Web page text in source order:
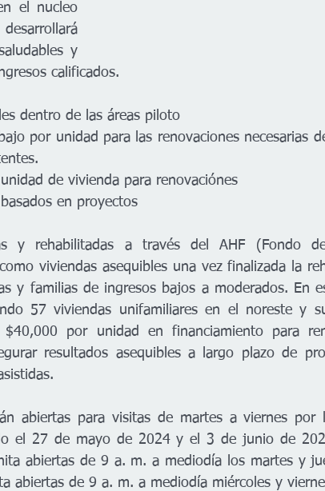
el nucleo
y
calificados.
dentro de las áreas piloto
por unidad para las renovaciones necesarias
de vivienda para renovaciónes
basados ​​en proyectos
y rehabilitadas a través del AHF (Fondo
viviendas asequibles una vez finalizada la
y familias de ingresos bajos a moderados. En
57 viviendas unifamiliares en el noreste y
por unidad en financiamiento para
resultados asequibles a largo plazo de
abiertas para visitas de martes a viernes por
el 27 de mayo de 2024 y el 3 de junio de
abiertas de 9 a. m. a mediodía los martes y
abiertas de 9 a. m. a mediodía miércoles y